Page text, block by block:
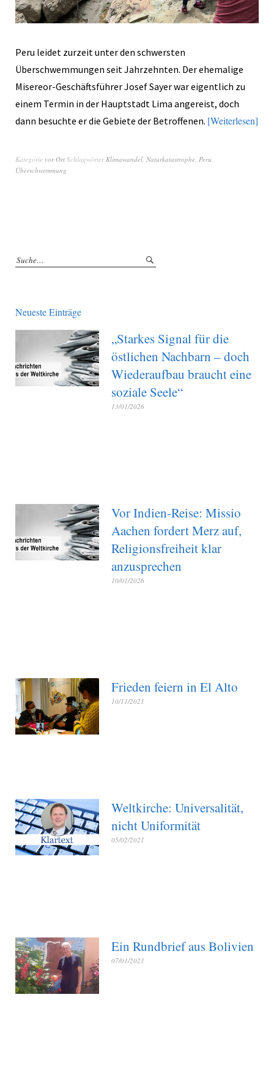
Peru leidet zurzeit unter den schwersten
Überschwemmungen seit Jahrzehnten. Der ehemalige
Misereor-Geschäftsführer Josef Sayer war eigentlich zu
einem Termin in der Hauptstadt Lima angereist, doch
dann besuchte er die Gebiete der Betroffenen. Weiterlesen
Kategorie vor Ort Schlagwörter Klimawandel Naturkatastrophe Peru
Überschwemmung
Neueste Einträge
„Starkes Signal für die
östlichen Nachbarn – doch
Wiederaufbau braucht eine
soziale Seele“
13/01/2026
Vor Indien-Reise: Missio
Aachen fordert Merz auf,
Religionsfreiheit klar
anzusprechen
10/01/2026
Frieden feiern in El Alto
10/11/2021
Weltkirche: Universalität,
nicht Uniformität
05/02/2021
Ein Rundbrief aus Bolivien
07/01/2021